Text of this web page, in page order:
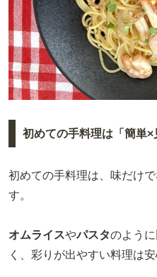
初めての手料理は「簡単
初めての手料理は、味だけ
す。
オムライスやパスタのよう
く、彩りが出やすい料理は安